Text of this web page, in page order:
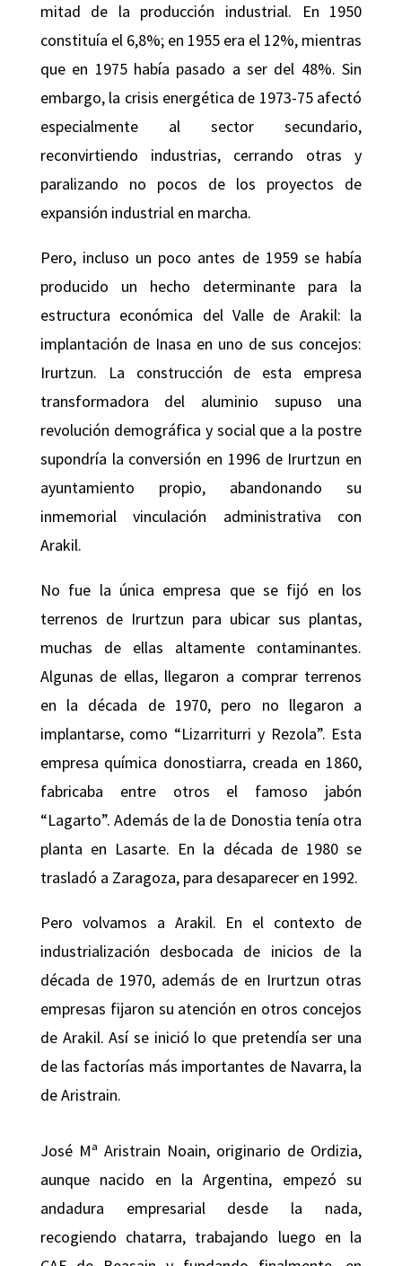
mitad de la producción industrial. En 1950
constituía el 6,8%; en 1955 era el 12%, mientras
que en 1975 había pasado a ser del 48%. Sin
embargo, la crisis energética de 1973-75 afectó
especialmente al sector secundario,
reconvirtiendo industrias, cerrando otras y
paralizando no pocos de los proyectos de
expansión industrial en marcha.
Pero, incluso un poco antes de 1959 se había
producido un hecho determinante para la
estructura económica del Valle de Arakil: la
implantación de Inasa en uno de sus concejos:
Irurtzun. La construcción de esta empresa
transformadora del aluminio supuso una
revolución demográfica y social que a la postre
supondría la conversión en 1996 de Irurtzun en
ayuntamiento propio, abandonando su
inmemorial vinculación administrativa con
Arakil.
No fue la única empresa que se fijó en los
terrenos de Irurtzun para ubicar sus plantas,
muchas de ellas altamente contaminantes.
Algunas de ellas, llegaron a comprar terrenos
en la década de 1970, pero no llegaron a
implantarse, como “Lizarriturri y Rezola”. Esta
empresa química donostiarra, creada en 1860,
fabricaba entre otros el famoso jabón
“Lagarto”. Además de la de Donostia tenía otra
planta en Lasarte. En la década de 1980 se
trasladó a Zaragoza, para desaparecer en 1992.
Pero volvamos a Arakil. En el contexto de
industrialización desbocada de inicios de la
década de 1970, además de en Irurtzun otras
empresas fijaron su atención en otros concejos
de Arakil. Así se inició lo que pretendía ser una
de las factorías más importantes de Navarra, la
de Aristrain.
José Mª Aristrain Noain, originario de Ordizia,
aunque nacido en la Argentina, empezó su
andadura empresarial desde la nada,
recogiendo chatarra, trabajando luego en la